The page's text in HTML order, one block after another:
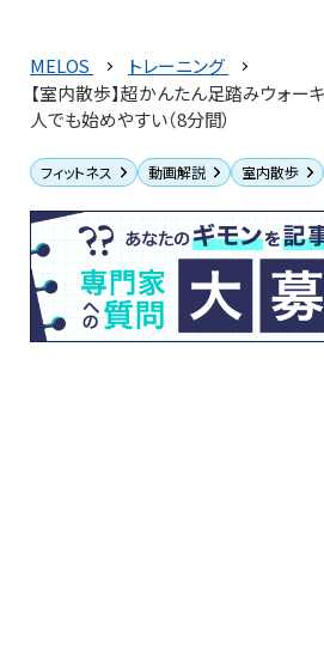
MELOS
トレーニング
【室内散歩】超かんたん足踏みウォー
人でも始めやすい（8分間）
フィットネス 動画解説 室内散歩